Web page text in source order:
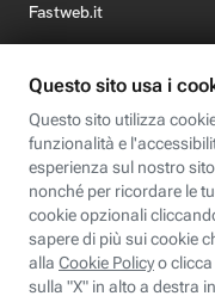
Fastweb.it
Fastweb Digital Academy
STEP FuturAbility District